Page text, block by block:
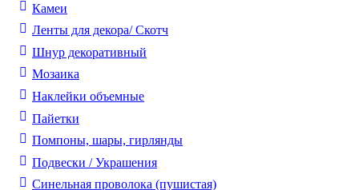
Камеи
Ленты для декора/ Скотч
Шнур декоративный
Мозаика
Наклейки объемные
Пайетки
Помпоны, шары, гирлянды
Подвески / Украшения
Синельная проволока (пушистая)